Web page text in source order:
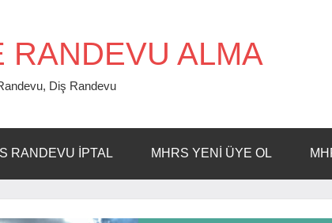
RANDEVU ALMA
Diş Randevu
RANDEVU İPTAL MHRS YENI ÜYE OL